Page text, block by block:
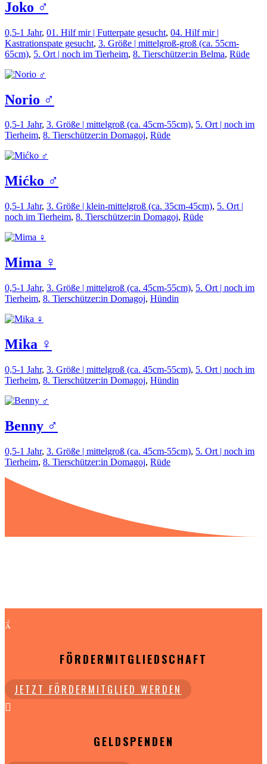
Joko ♂️
0,5-1 Jahr, 01. Hilf mir | Futterpate gesucht, 04. Hilf mir |
Kastrationspate gesucht, 3. Größe | mittelgroß-groß (ca. 55cm-
65cm), 5. Ort | noch im Tierheim, 8. Tierschützer:in Belma, Rüde
Norio ♂️
0,5-1 Jahr, 3. Größe | mittelgroß (ca. 45cm-55cm), 5. Ort | noch im
Tierheim, 8. Tierschützer:in Domagoj, Rüde
Mićko ♂️
0,5-1 Jahr, 3. Größe | klein-mittelgroß (ca. 35cm-45cm), 5. Ort |
noch im Tierheim, 8. Tierschützer:in Domagoj, Rüde
Mima ♀️
0,5-1 Jahr, 3. Größe | mittelgroß (ca. 45cm-55cm), 5. Ort | noch im
Tierheim, 8. Tierschützer:in Domagoj, Hündin
Mika ♀️
0,5-1 Jahr, 3. Größe | mittelgroß (ca. 45cm-55cm), 5. Ort | noch im
Tierheim, 8. Tierschützer:in Domagoj, Hündin
Benny ♂️
0,5-1 Jahr, 3. Größe | mittelgroß (ca. 45cm-55cm), 5. Ort | noch im
Tierheim, 8. Tierschützer:in Domagoj, Rüde

FÖRDERMITGLIEDSCHAFT
JETZT FÖRDERMITGLIED WERDEN

GELDSPENDEN